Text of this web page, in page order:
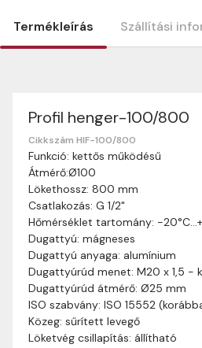
Termékleírás Szállítási
Profil henger-100/800
Cikkszám HIF-100/800
Funkció: kettős működésű
Átmérő:Ø100
Lökethossz: 800 mm
Csatlakozás: G 1/2"
Hőmérséklet tartomány: -
Dugattyú: mágneses
Dugattyú anyaga: alumínium
Dugattyúrúd menet: M20 x 1,5 -
Dugattyúrúd átmérő: Ø25 mm
ISO szabvány: ISO 15552
Közeg: sűrített levegő
Löketvég csillapítás: állítható
Szállítási információk
Nagyon köszönjük, hogy
vásárlásaitokhoz. Az alábbiakban
információinkat, hogy a
zökkenőmentesen történhessen.
Szállítási idő:Általában a
munkanapon belül
valamilyen okból kifolyólag
ideig tart, előre értesítünk
Szállítási díj:A szállítási
és a szállítási cím
díjat a vásárlás folyamata
mielőtt a rendelést